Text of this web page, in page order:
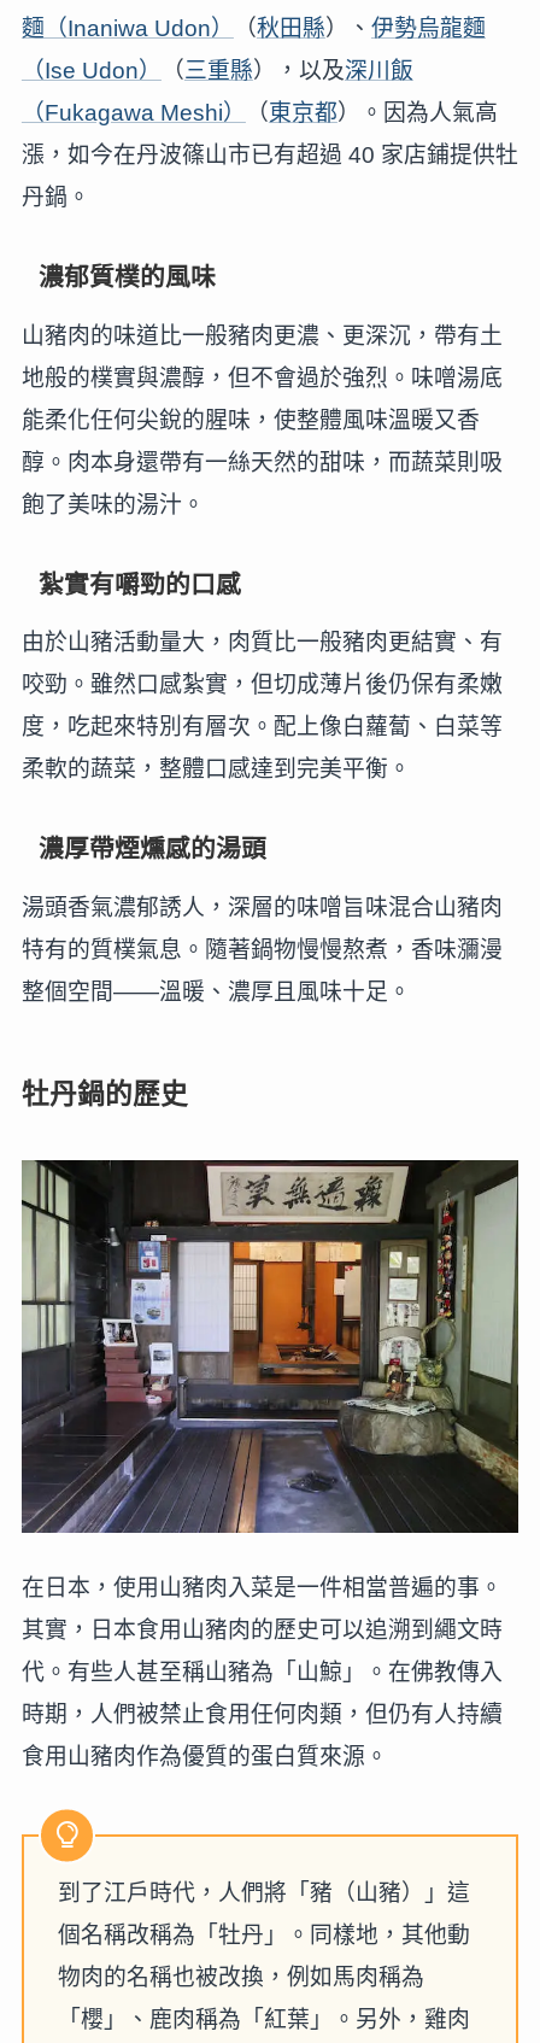
麵（Inaniwa Udon）
（秋田縣）、 伊勢烏龍麵
（Ise Udon）
（三重縣），以及深川飯
（Fukagawa Meshi）
（東京都）。因為人氣高
漲，如今在丹波篠山市已有超過 40 家店鋪提供牡
丹鍋。
濃郁質樸的風味
山豬肉的味道比一般豬肉更濃、更深沉，帶有土
地般的樸實與濃醇，但不會過於強烈。味噌湯底
能柔化任何尖銳的腥味，使整體風味溫暖又香
醇。肉本身還帶有一絲天然的甜味，而蔬菜則吸
飽了美味的湯汁。
紮實有嚼勁的口感
由於山豬活動量大，肉質比一般豬肉更結實、有
咬勁。雖然口感紮實，但切成薄片後仍保有柔嫩
度，吃起來特別有層次。配上像白蘿蔔、白菜等
柔軟的蔬菜，整體口感達到完美平衡。
濃厚帶煙燻感的湯頭
湯頭香氣濃郁誘人，深層的味噌旨味混合山豬肉
特有的質樸氣息。隨著鍋物慢慢熬煮，香味瀰漫
整個空間——溫暖、濃厚且風味十足。
牡丹鍋的歷史
在日本，使用山豬肉入菜是一件相當普遍的事。
其實，日本食用山豬肉的歷史可以追溯到繩文時
代。有些人甚至稱山豬為「山鯨」。在佛教傳入
時期，人們被禁止食用任何肉類，但仍有人持續
食用山豬肉作為優質的蛋白質來源。
到了江戶時代，人們將「豬（山豬）」這
個名稱改稱為「牡丹」。同樣地，其他動
物肉的名稱也被改換，例如馬肉稱為
「櫻」、鹿肉稱為「紅葉」。另外，雞肉